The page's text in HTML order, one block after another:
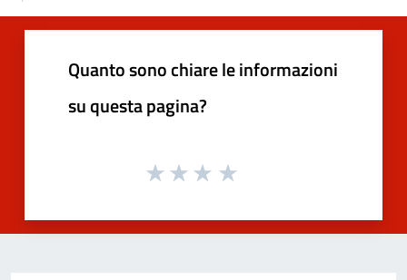
Quanto sono chiare le informazioni
su questa pagina?